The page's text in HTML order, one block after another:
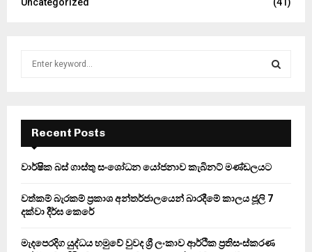
f
r
E
A
Recent Posts
වාර්ෂික බස් ගාස්තු සංශෝධන යෝජනාව කැබිනට් මණ්ඩලයට
වත්කම් බැරකම් ප්‍රකාශ අන්තර්ජාලයෙන් බාරදීමේ කාලය ජූලි 7
දක්වා දීර්ඝ කෙරේ
මැදපෙරදිග යුද්ධය හමුවේ වුවද ශ්‍රී ලංකාව ආර්ථික ප්‍රතිසංස්කරණ